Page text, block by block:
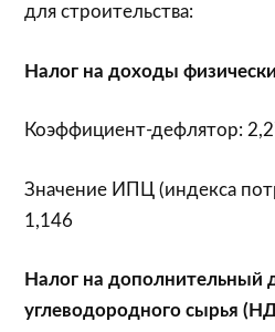
для строительства:
Налог на доходы
Коэффициент-дефлятор:
Значение ИПЦ (индекса
1,146
Налог на дополнительный
углеводородного сырья